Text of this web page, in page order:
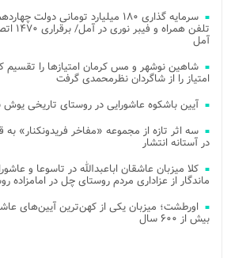
سرمایه گذاری ۱۸۰ میلیارد تومانی
تلفن
آمل
شاهین نوشهر و مس کرمان امتیازها را
امتیاز را از شاگردان نظرمحمدی گرفت
آیین باشکوه عاشورایی در روستای تاریخی یوش
سه اثر تازه از مجموعه «مفاخر فریدونکنار»
در آستانه انتشار
کلا میزبان عاشقان اباعبدالله در تاسوعا و
ماندگار از عزاداری مردم روستای چل در امامزاده
اورطشت؛ میزبان یکی از کهن‌ترین آیین‌های
بیش از ۶۰۰ سال